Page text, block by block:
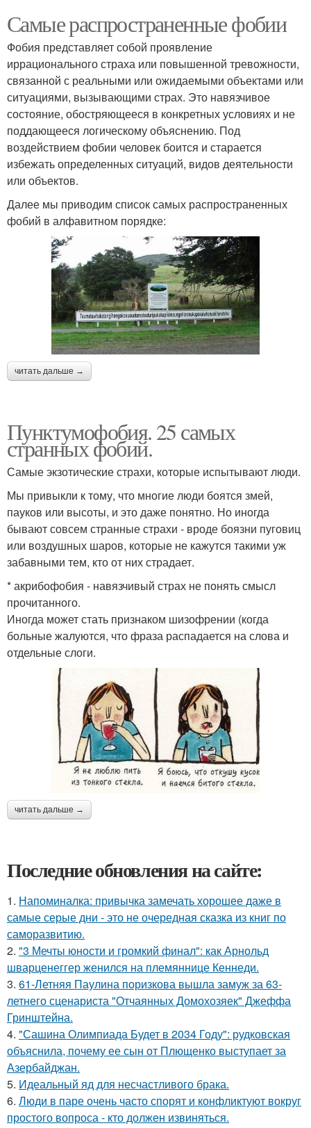
Самые распространенные фобии
Фобия представляет собой проявление
иррационального страха или повышенной тревожности,
связанной с реальными или ожидаемыми объектами или
ситуациями, вызывающими страх. Это навязчивое
состояние, обостряющееся в конкретных условиях и не
поддающееся логическому объяснению. Под
воздействием фобии человек боится и старается
избежать определенных ситуаций, видов деятельности
или объектов.
Далее мы приводим список самых распространенных
фобий в алфавитном порядке:
читать дальше →
Пунктумофобия. 25 самых
странных фобий.
Самые экзотические страхи, которые испытывают люди.
Мы привыкли к тому, что многие люди боятся змей,
пауков или высоты, и это даже понятно. Но иногда
бывают совсем странные страхи - вроде боязни пуговиц
или воздушных шаров, которые не кажутся такими уж
забавными тем, кто от них страдает.
* акрибофобия - навязчивый страх не понять смысл
прочитанного.
Иногда может стать признаком шизофрении (когда
больные жалуются, что фраза распадается на слова и
отдельные слоги.
читать дальше →
Последние обновления на сайте:
1. Напоминалка: привычка замечать хорошее даже в
самые серые дни - это не очередная сказка из книг по
саморазвитию.
2. "3 Мечты юности и громкий финал": как Арнольд
шварценеггер женился на племяннице Кеннеди.
3. 61-Летняя Паулина поризкова вышла замуж за 63-
летнего сценариста "Отчаянных Домохозяек" Джеффа
Гринштейна.
4. "Сашина Олимпиада Будет в 2034 Году": рудковская
объяснила, почему ее сын от Плющенко выступает за
Азербайджан.
5. Идеальный яд для несчастливого брака.
6. Люди в паре очень часто спорят и конфликтуют вокруг
простого вопроса - кто должен извиняться.